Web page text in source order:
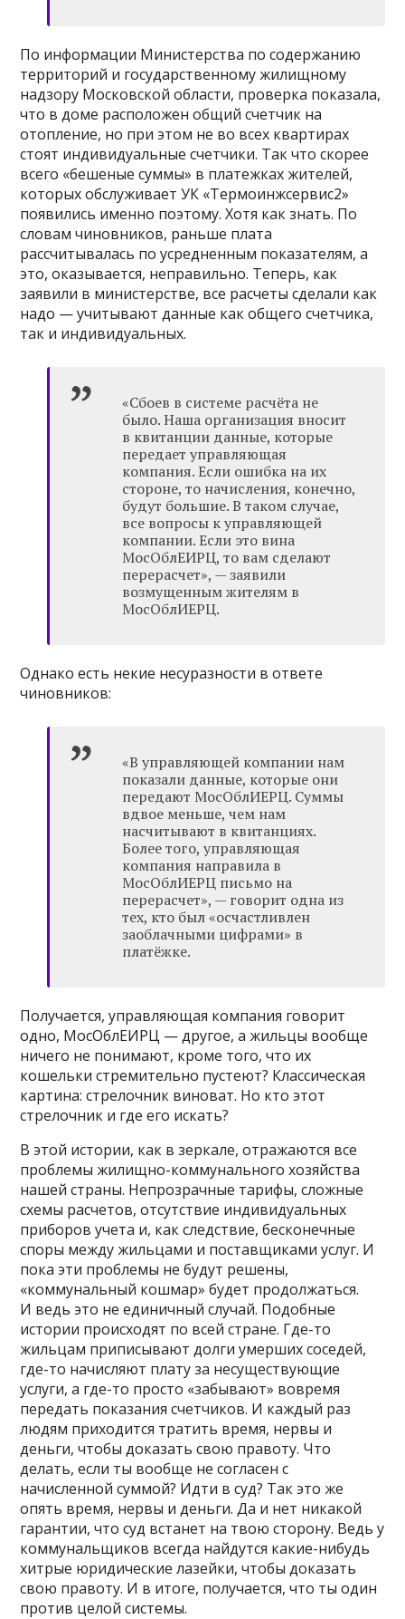
По информации Министерства по содержанию
территорий и государственному жилищному
надзору Московской области, проверка показала,
что в доме расположен общий счетчик на
отопление, но при этом не во всех квартирах
стоят индивидуальные счетчики. Так что скорее
всего «бешеные суммы» в платежках жителей,
которых обслуживает УК «Термоинжсервис2»
появились именно поэтому. Хотя как знать. По
словам чиновников, раньше плата
рассчитывалась по усредненным показателям, а
это, оказывается, неправильно. Теперь, как
заявили в министерстве, все расчеты сделали как
надо — учитывают данные как общего счетчика,
так и индивидуальных.
«Сбоев в системе расчёта не
было. Наша организация вносит
в квитанции данные, которые
передает управляющая
компания. Если ошибка на их
стороне, то начисления, конечно,
будут большие. В таком случае,
все вопросы к управляющей
компании. Если это вина
МосОблЕИРЦ, то вам сделают
перерасчет», — заявили
возмущенным жителям в
МосОблИЕРЦ.
Однако есть некие несуразности в ответе
чиновников:
«В управляющей компании нам
показали данные, которые они
передают МосОблИЕРЦ. Суммы
вдвое меньше, чем нам
насчитывают в квитанциях.
Более того, управляющая
компания направила в
МосОблИЕРЦ письмо на
перерасчет», — говорит одна из
тех, кто был «осчастливлен
заоблачными цифрами» в
платёжке.
Получается, управляющая компания говорит
одно, МосОблЕИРЦ — другое, а жильцы вообще
ничего не понимают, кроме того, что их
кошельки стремительно пустеют? Классическая
картина: стрелочник виноват. Но кто этот
стрелочник и где его искать?
В этой истории, как в зеркале, отражаются все
проблемы жилищно-коммунального хозяйства
нашей страны. Непрозрачные тарифы, сложные
схемы расчетов, отсутствие индивидуальных
приборов учета и, как следствие, бесконечные
споры между жильцами и поставщиками услуг. И
пока эти проблемы не будут решены,
«коммунальный кошмар» будет продолжаться.
И ведь это не единичный случай. Подобные
истории происходят по всей стране. Где-то
жильцам приписывают долги умерших соседей,
где-то начисляют плату за несуществующие
услуги, а где-то просто «забывают» вовремя
передать показания счетчиков. И каждый раз
людям приходится тратить время, нервы и
деньги, чтобы доказать свою правоту. Что
делать, если ты вообще не согласен с
начисленной суммой? Идти в суд? Так это же
опять время, нервы и деньги. Да и нет никакой
гарантии, что суд встанет на твою сторону. Ведь у
коммунальщиков всегда найдутся какие-нибудь
хитрые юридические лазейки, чтобы доказать
свою правоту. И в итоге, получается, что ты один
против целой системы.